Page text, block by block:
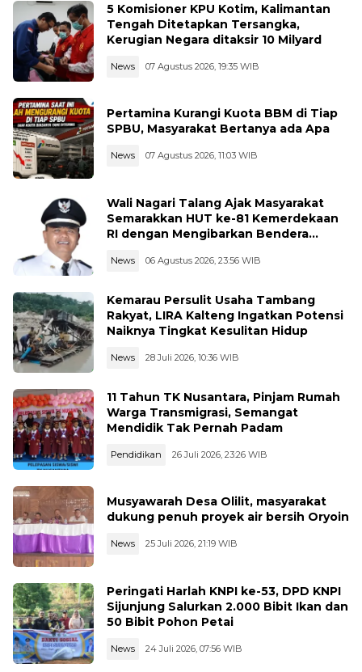
5 Komisioner KPU Kotim, Kalimantan
Tengah Ditetapkan Tersangka,
Kerugian Negara ditaksir 10 Milyard
News 07 Agustus 2026, 19:35 WIB
Pertamina Kurangi Kuota BBM di Tiap
SPBU, Masyarakat Bertanya ada Apa
News 07 Agustus 2026, 11:03 WIB
Wali Nagari Talang Ajak Masyarakat
Semarakkan HUT ke-81 Kemerdekaan
RI dengan Mengibarkan Bendera
News 06 Agustus 2026, 23:56 WIB
Kemarau Persulit Usaha Tambang
Rakyat, LIRA Kalteng Ingatkan Potensi
Naiknya Tingkat Kesulitan Hidup
News 28 Juli 2026, 10:36 WIB
11 Tahun TK Nusantara, Pinjam Rumah
Warga Transmigrasi, Semangat
Mendidik Tak Pernah Padam
Pendidikan 26 Juli 2026, 23:26 WIB
Musyawarah Desa Olilit, masyarakat
dukung penuh proyek air bersih Oryoin
News 25 Juli 2026, 21:19 WIB
Peringati Harlah KNPI ke-53, DPD KNPI
Sijunjung Salurkan 2.000 Bibit Ikan dan
50 Bibit Pohon Petai
News 24 Juli 2026, 07:56 WIB